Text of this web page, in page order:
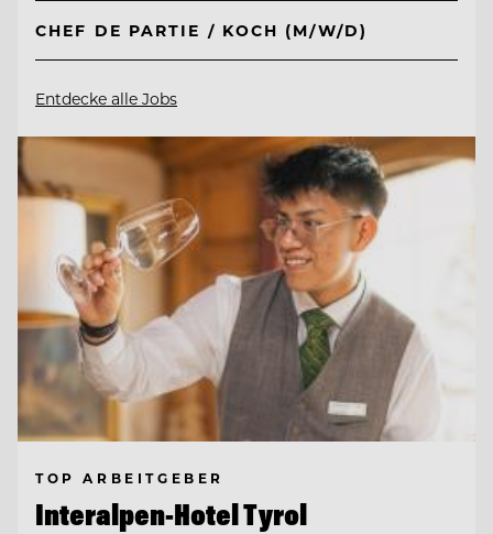
CHEF DE PARTIE / KOCH (M/W/D)
Entdecke alle Jobs
TOP ARBEITGEBER
Interalpen-Hotel Tyrol